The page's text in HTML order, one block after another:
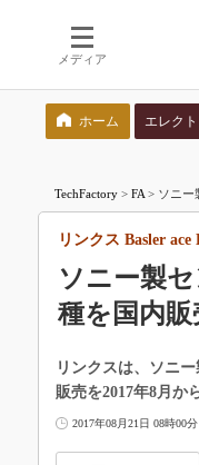
メディア
ホーム エレク
TechFactory > FA > ソニー
ソニー製
種を国内販
リンクス Basler
リンクスは、ソニ
販売を2017年8月か
2017年08月21日 08時00